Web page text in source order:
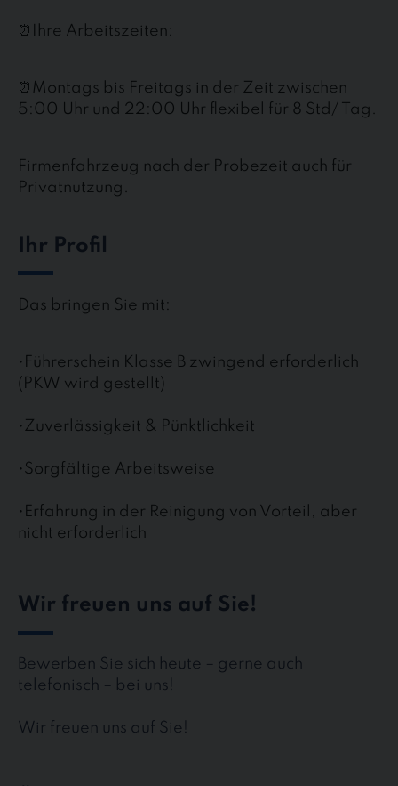
⏰Ihre Arbeitszeiten:
⏰Montags bis Freitags in der Zeit zwischen
5:00 Uhr und 22:00 Uhr flexibel für 8 Std/ Tag.
Firmenfahrzeug nach der Probezeit auch für
Privatnutzung.
Ihr Profil
Das bringen Sie mit:
•Führerschein Klasse B zwingend erforderlich
(PKW wird gestellt)
•Zuverlässigkeit & Pünktlichkeit
•Sorgfältige Arbeitsweise
•Erfahrung in der Reinigung von Vorteil, aber
nicht erforderlich
Wir freuen uns auf Sie!
Bewerben Sie sich heute – gerne auch
telefonisch – bei uns!
Wir freuen uns auf Sie!